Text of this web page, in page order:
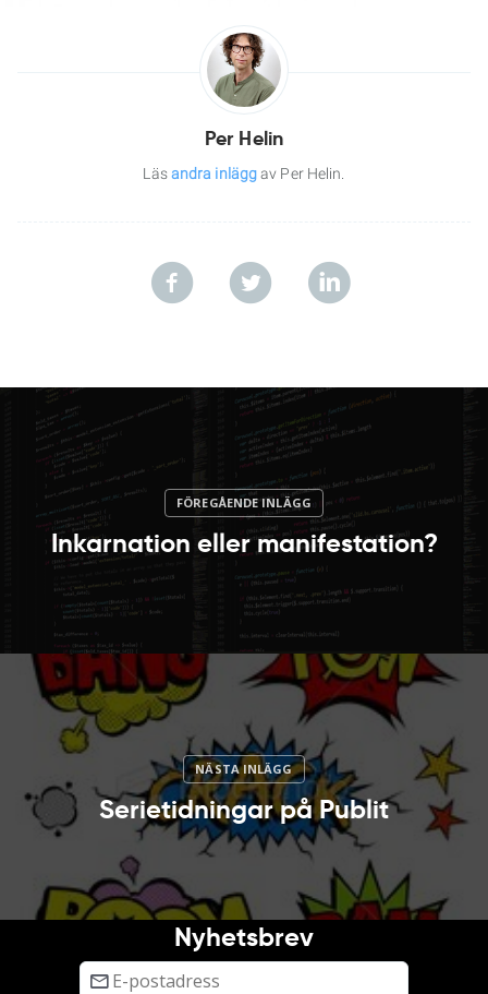
Per Helin
Läsandra inläggav Per Helin.
Inkarnation eller manifestation?
Serietidningar på Publit
Nyhetsbrev